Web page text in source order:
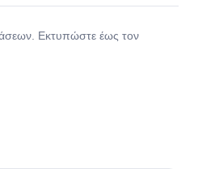
Εκτυπώστε έως τον